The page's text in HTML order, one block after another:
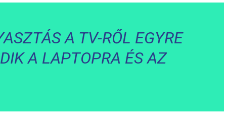
A TV-RŐL EGYRE
A LAPTOPRA ÉS AZ